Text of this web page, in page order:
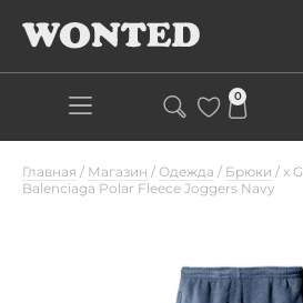
0
Главная / Магазин / Одежда / Брюки / x
Balenciaga Polar Fleece Joggers Navy